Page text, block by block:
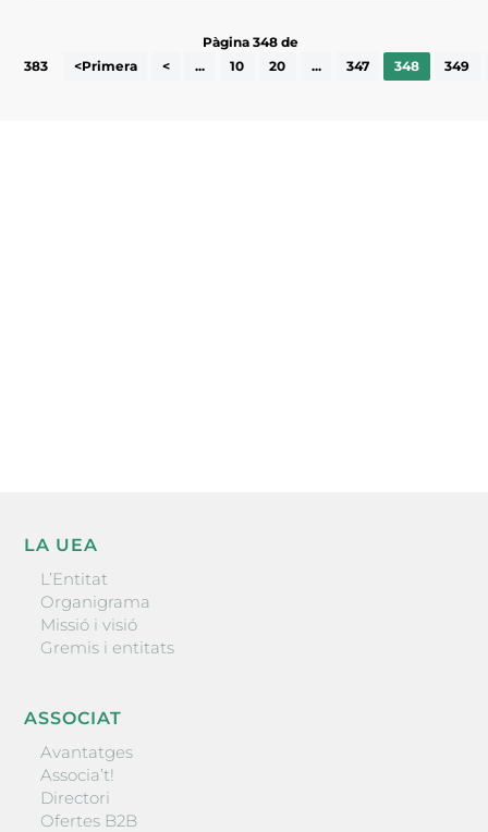
Pàgina 348 de
383
<Primera < ... 10 20 ... 347 348 349
LA UEA
L’Entitat
Organigrama
Missió i visió
Gremis i entitats
ASSOCIAT
Avantatges
Associa’t!
Directori
Ofertes B2B